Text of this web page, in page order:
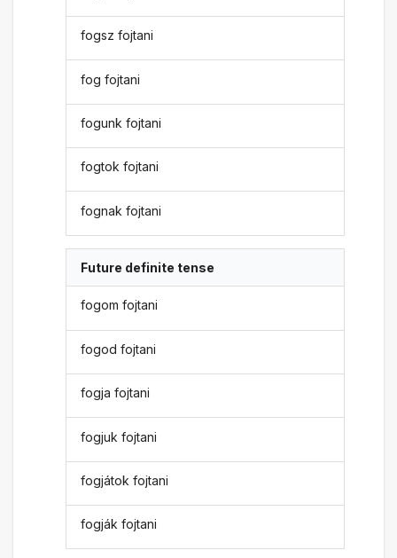
fogsz fojtani
fog fojtani
fogunk fojtani
fogtok fojtani
fognak fojtani
Future definite tense
fogom fojtani
fogod fojtani
fogja fojtani
fogjuk fojtani
fogjátok fojtani
fogják fojtani